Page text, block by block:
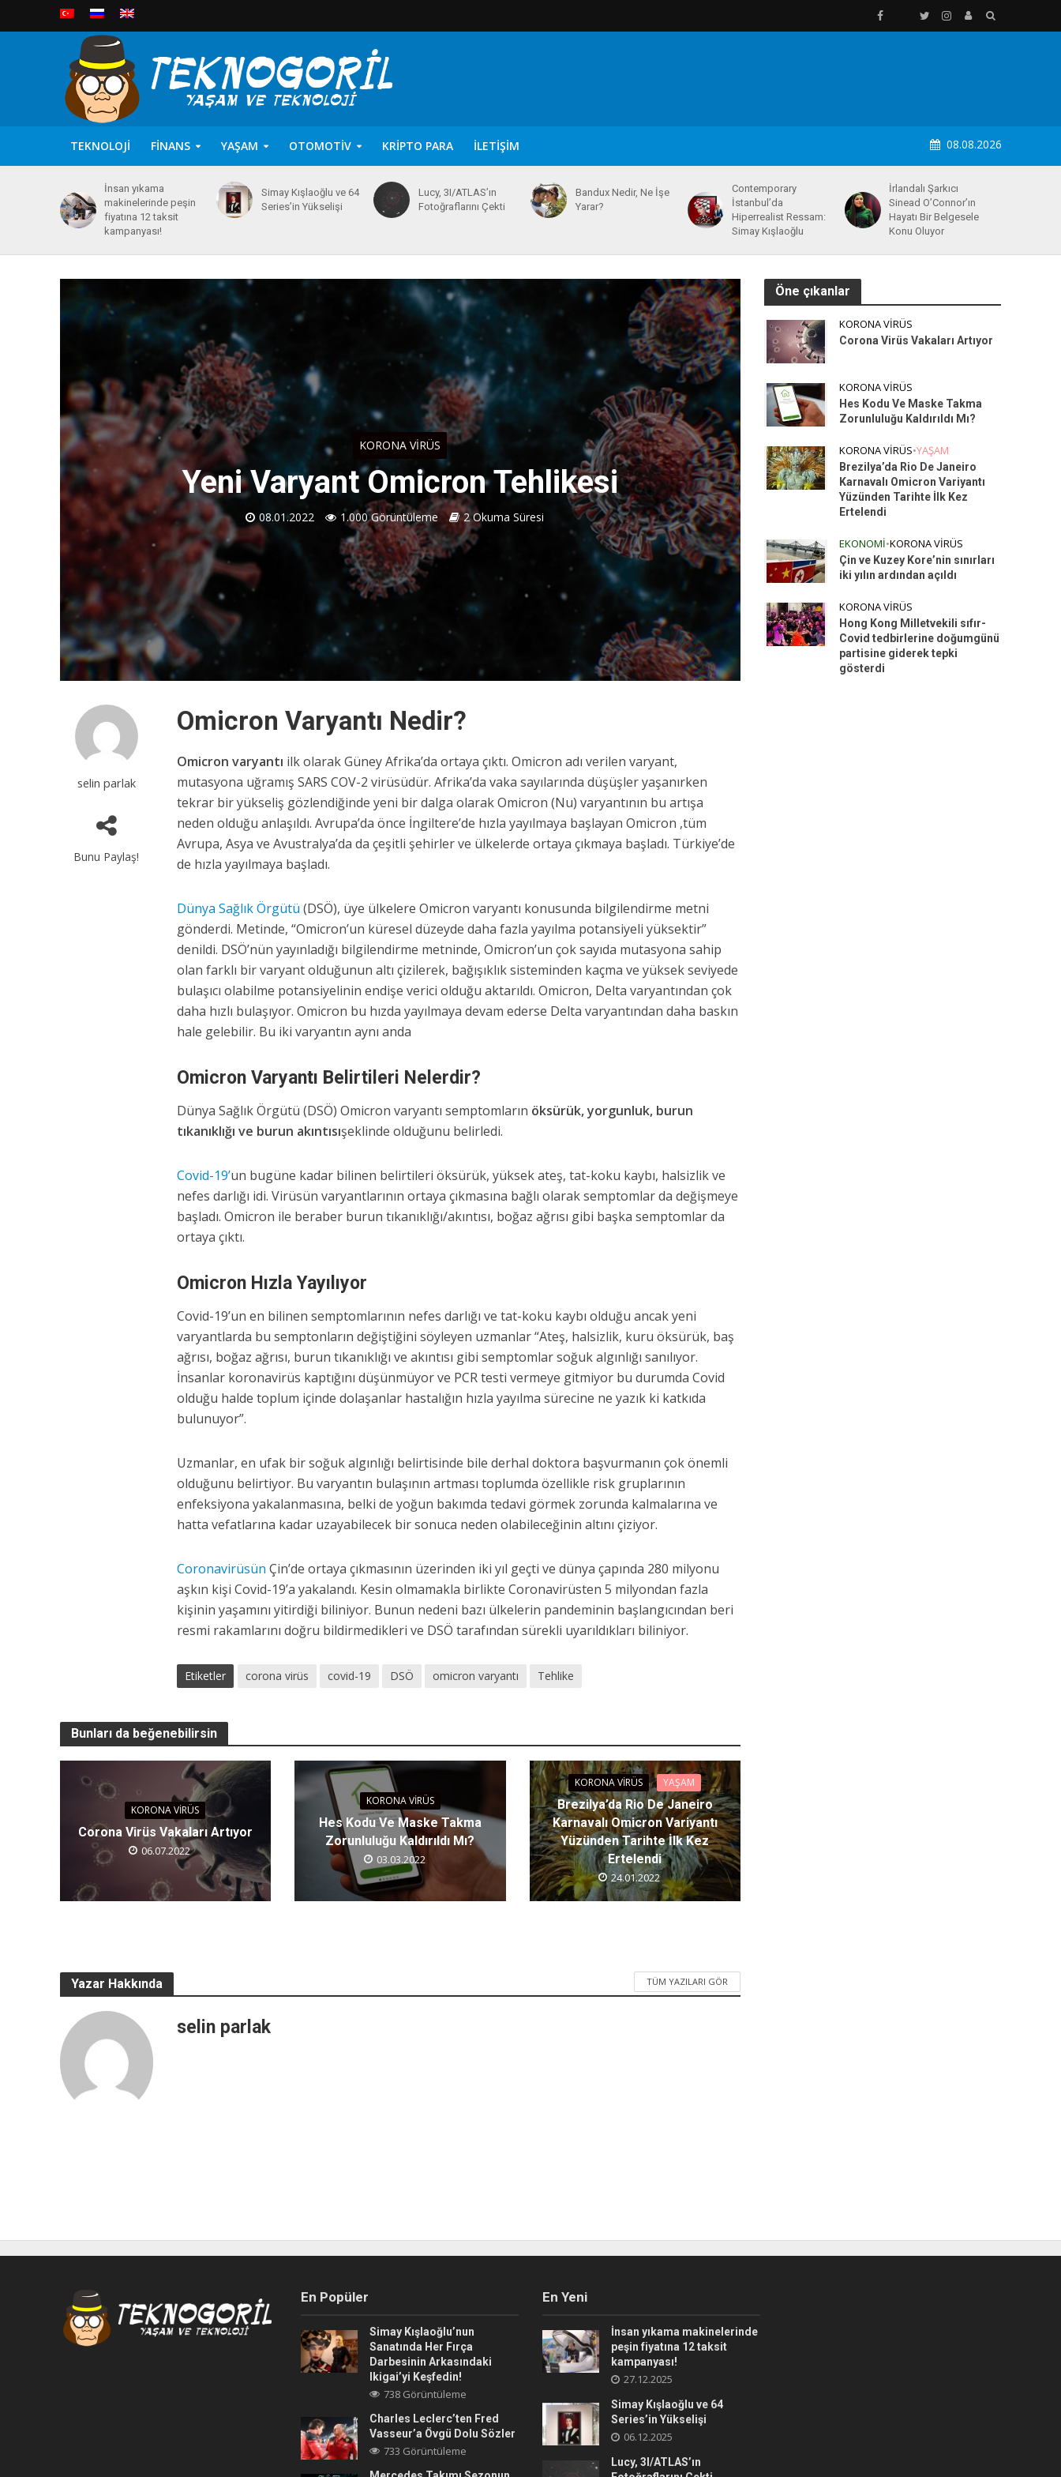
TEKNOLOJI FINANS YAŞAM OTOMOTIV KRIPTO PARA İLETIŞIM 08.08.2026
İnsan yıkama
makinelerinde peşin
fiyatına 12 taksit
kampanyası!
Simay Kışlaoğlu ve 64
Series’in Yükselişi
Lucy, 3I/ATLAS’ın
Fotoğraflarını Çekti
Bandux Nedir, Ne İşe
Yarar?
Contemporary
İstanbul’da
Hiperrealist Ressam:
Simay Kışlaoğlu
İrlandalı Şarkıcı
Sinead O’Connor’ın
Hayatı Bir Belgesele
Konu Oluyor
KORONA VIRÜS
Yeni Varyant Omicron Tehlikesi
08.01.2022 1.000 Görüntüleme 2 Okuma Süresi
selin parlak
Bunu Paylaş!
Omicron Varyantı Nedir?
Omicron varyantı ilk olarak Güney Afrika’da ortaya çıktı. Omicron adı verilen varyant,
mutasyona uğramış SARS COV-2 virüsüdür. Afrika’da vaka sayılarında düşüşler yaşanırken
tekrar bir yükseliş gözlendiğinde yeni bir dalga olarak Omicron (Nu) varyantının bu artışa
neden olduğu anlaşıldı. Avrupa’da önce İngiltere’de hızla yayılmaya başlayan Omicron ,tüm
Avrupa, Asya ve Avustralya’da da çeşitli şehirler ve ülkelerde ortaya çıkmaya başladı. Türkiye’de
de hızla yayılmaya başladı.
Dünya Sağlık Örgütü (DSÖ), üye ülkelere Omicron varyantı konusunda bilgilendirme metni
gönderdi. Metinde, “Omicron’un küresel düzeyde daha fazla yayılma potansiyeli yüksektir”
denildi. DSÖ’nün yayınladığı bilgilendirme metninde, Omicron’un çok sayıda mutasyona sahip
olan farklı bir varyant olduğunun altı çizilerek, bağışıklık sisteminden kaçma ve yüksek seviyede
bulaşıcı olabilme potansiyelinin endişe verici olduğu aktarıldı. Omicron, Delta varyantından çok
daha hızlı bulaşıyor. Omicron bu hızda yayılmaya devam ederse Delta varyantından daha baskın
hale gelebilir. Bu iki varyantın aynı anda
Omicron Varyantı Belirtileri Nelerdir?
Dünya Sağlık Örgütü (DSÖ) Omicron varyantı semptomların öksürük, yorgunluk, burun
tıkanıklığı ve burun akıntısışeklinde olduğunu belirledi.
Covid-19’un bugüne kadar bilinen belirtileri öksürük, yüksek ateş, tat-koku kaybı, halsizlik ve
nefes darlığı idi. Virüsün varyantlarının ortaya çıkmasına bağlı olarak semptomlar da değişmeye
başladı. Omicron ile beraber burun tıkanıklığı/akıntısı, boğaz ağrısı gibi başka semptomlar da
ortaya çıktı.
Omicron Hızla Yayılıyor
Covid-19’un en bilinen semptomlarının nefes darlığı ve tat-koku kaybı olduğu ancak yeni
varyantlarda bu semptonların değiştiğini söyleyen uzmanlar “Ateş, halsizlik, kuru öksürük, baş
ağrısı, boğaz ağrısı, burun tıkanıklığı ve akıntısı gibi semptomlar soğuk algınlığı sanılıyor.
İnsanlar koronavirüs kaptığını düşünmüyor ve PCR testi vermeye gitmiyor bu durumda Covid
olduğu halde toplum içinde dolaşanlar hastalığın hızla yayılma sürecine ne yazık ki katkıda
bulunuyor”.
Uzmanlar, en ufak bir soğuk algınlığı belirtisinde bile derhal doktora başvurmanın çok önemli
olduğunu belirtiyor. Bu varyantın bulaşının artması toplumda özellikle risk gruplarının
enfeksiyona yakalanmasına, belki de yoğun bakımda tedavi görmek zorunda kalmalarına ve
hatta vefatlarına kadar uzayabilecek bir sonuca neden olabileceğinin altını çiziyor.
Coronavirüsün Çin’de ortaya çıkmasının üzerinden iki yıl geçti ve dünya çapında 280 milyonu
aşkın kişi Covid-19’a yakalandı. Kesin olmamakla birlikte Coronavirüsten 5 milyondan fazla
kişinin yaşamını yitirdiği biliniyor. Bunun nedeni bazı ülkelerin pandeminin başlangıcından beri
resmi rakamlarını doğru bildirmedikleri ve DSÖ tarafından sürekli uyarıldıkları biliniyor.
Etiketler corona virüs covid-19 DSÖ omicron varyantı Tehlike
Bunları da beğenebilirsin
KORONA VIRÜS
Corona Virüs Vakaları Artıyor
06.07.2022
KORONA VIRÜS
Hes Kodu Ve Maske Takma
Zorunluluğu Kaldırıldı Mı?
03.03.2022
KORONA VIRÜS YAŞAM
Brezilya’da Rio De Janeiro
Karnavalı Omicron Variyantı
Yüzünden Tarihte İlk Kez
Ertelendi
24.01.2022
Yazar Hakkında TÜM YAZILARI GÖR
selin parlak
Öne çıkanlar
KORONA VIRÜS
Corona Virüs Vakaları Artıyor
KORONA VIRÜS
Hes Kodu Ve Maske Takma
Zorunluluğu Kaldırıldı Mı?
KORONA VIRÜS•YAŞAM
Brezilya’da Rio De Janeiro
Karnavalı Omicron Variyantı
Yüzünden Tarihte İlk Kez
Ertelendi
EKONOMI•KORONA VIRÜS
Çin ve Kuzey Kore’nin sınırları
iki yılın ardından açıldı
KORONA VIRÜS
Hong Kong Milletvekili sıfır-
Covid tedbirlerine doğumgünü
partisine giderek tepki
gösterdi
En Popüler
Simay Kışlaoğlu’nun
Sanatında Her Fırça
Darbesinin Arkasındaki
Ikigai’yi Keşfedin!
738 Görüntüleme
Charles Leclerc’ten Fred
Vasseur’a Övgü Dolu Sözler
733 Görüntüleme
En Yeni
İnsan yıkama makinelerinde
peşin fiyatına 12 taksit
kampanyası!
27.12.2025
Simay Kışlaoğlu ve 64
Series’in Yükselişi
06.12.2025
Lucy, 3I/ATLAS’ın